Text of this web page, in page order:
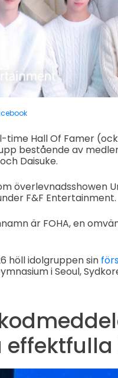
time Hall Of Famer
bestående av
Daisuke.
överlevnadsshowen
F&F Entertainment.
är FOHA, en
höll idolgruppen sin
i Seoul,